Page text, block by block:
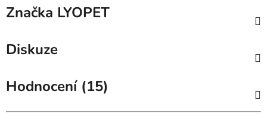
Značka LYOPET
Diskuze
Hodnocení (15)